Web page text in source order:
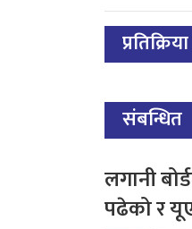
संबन्धित
लगानी
पढेको र